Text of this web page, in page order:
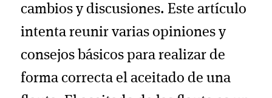
cambios y discusiones. Este artículo
intenta reunir varias opiniones y
consejos básicos para realizar de
forma correcta el aceitado de una